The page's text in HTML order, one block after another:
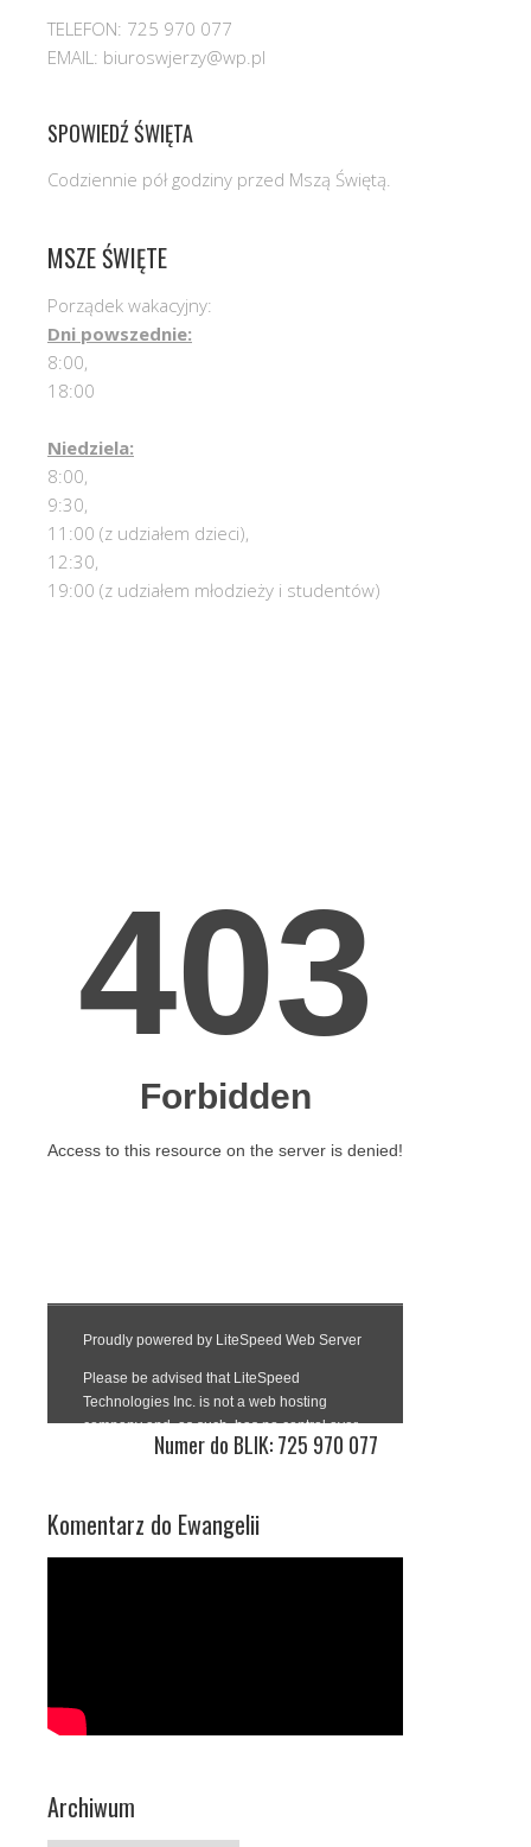
TELEFON: 725 970 077
EMAIL: biuroswjerzy@wp.pl
SPOWIEDŹ ŚWIĘTA
Codziennie pół godziny przed Mszą Świętą.
MSZE ŚWIĘTE
Porządek wakacyjny:
Dni powszednie:
8:00,
18:00
Niedziela:
8:00,
9:30,
11:00 (z udziałem dzieci),
12:30,
19:00 (z udziałem młodzieży i studentów)
Numer do BLIK: 725 970 077
Komentarz do Ewangelii
Archiwum